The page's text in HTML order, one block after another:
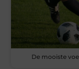
De mooiste